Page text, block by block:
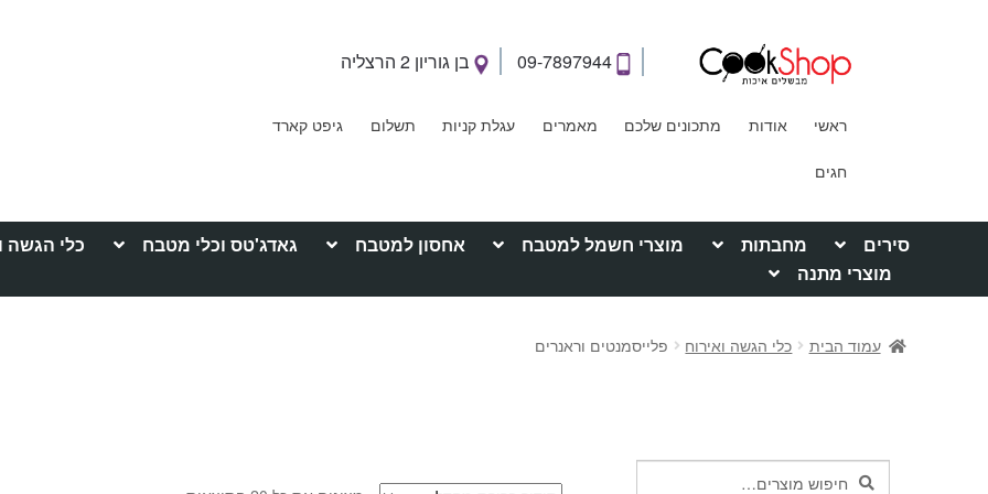
09-7897944 בן גוריון 2 הרצליה
ראשי אודות מתכונים שלכם מאמרים עגלת קניות תשלום גיפט קארד
חגים
סירים מחבתות מוצרי חשמל למטבח אחסון למטבח גאדג'טס וכלי מטבח כלי הגשה
מוצרי מתנה
עמוד הבית כלי הגשה ואירוח פלייסמנטים וראנרים
חיפושחיפוש